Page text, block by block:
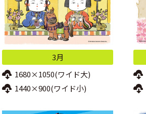
3月
1680×1050(ワイド大)
1440×900(ワイド小)